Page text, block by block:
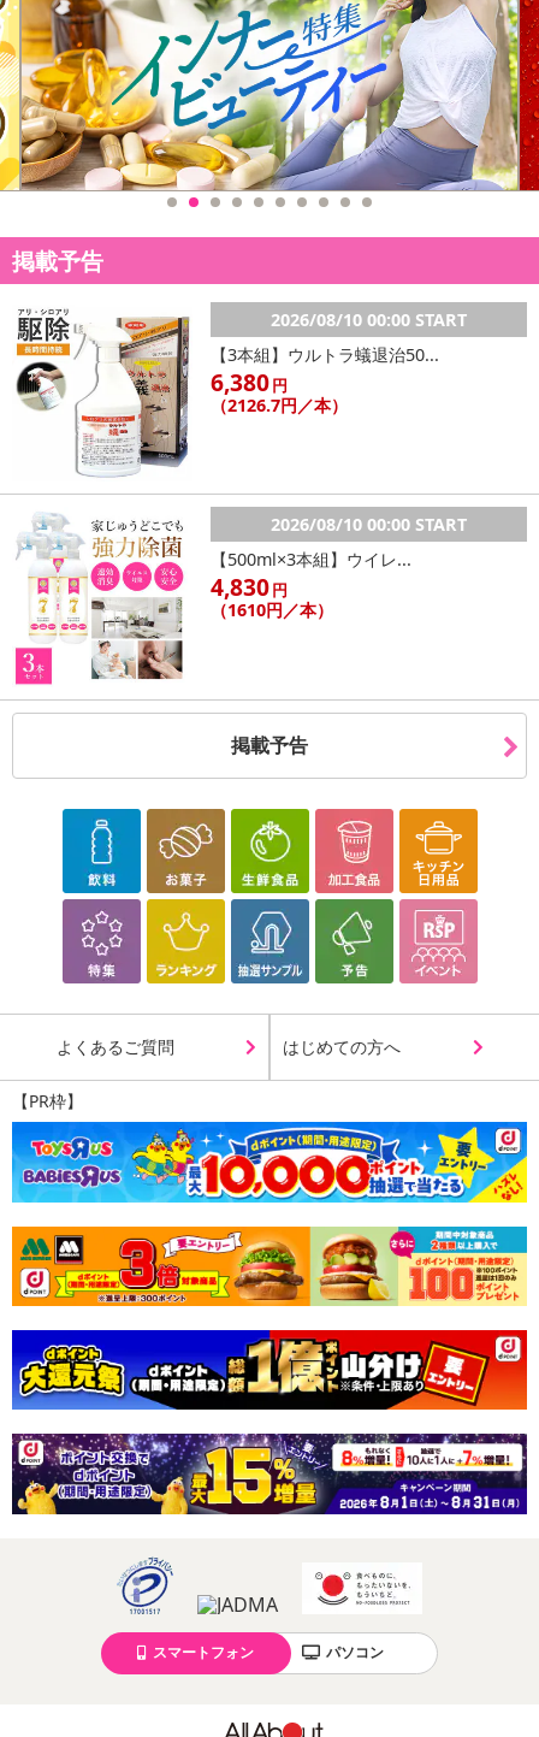
カート機能をご利用の場合は、配送日時指定をご利用いただけませ
ん。
発送日カレンダー
休業日
その他共通および商品カテゴリー別注意事項（※必ずご確認くだ
2026年07月09日 時点での情報となります。
掲載予告
2026/08/10 00:00 START
【3本組】ウルトラ蟻退治50...
6,380円
（2126.7円／本）
2026/08/10 00:00 START
【500ml×3本組】ウイレ...
4,830円
（1610円／本）
掲載予告
よくあるご質問 はじめての方へ
【PR枠】
スマートフォン パソコン